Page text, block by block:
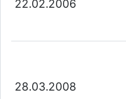
22.02.2006
28.03.2008